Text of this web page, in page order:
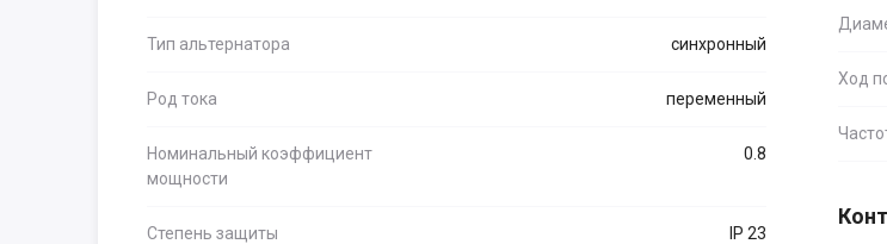
Ход
Тип альтернатора синхронный
Род тока переменный
Номинальный коэффициент
мощности
0.8
Степень защиты IP 23